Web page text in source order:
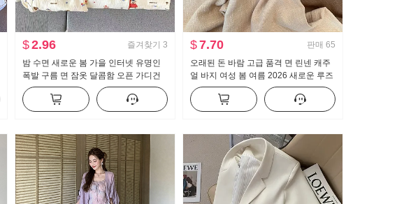
$2.96 즐겨찾기 3
밤 수면 새로운 봄 가을 인터넷 유명인
폭발 구름 면 잠옷 달콤함 오픈 가디건
긴팔 긴 바지 가정 서비스 세트
$7.70 판매 65
오래된 돈 바람 고급 품격 면 린넨 캐주
얼 바지 여성 봄 여름 2026 새로운 루즈
핏 슬림해 보이는 얇고 가벼운 스트레이
트 팬츠